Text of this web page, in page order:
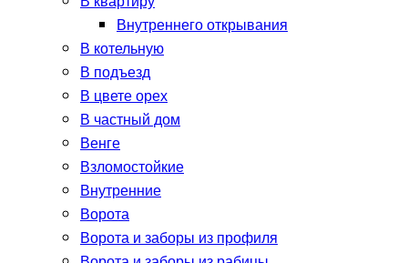
Внутреннего открывания
В котельную
В подъезд
В цвете орех
В частный дом
Венге
Взломостойкие
Внутренние
Ворота
Ворота и заборы из профиля